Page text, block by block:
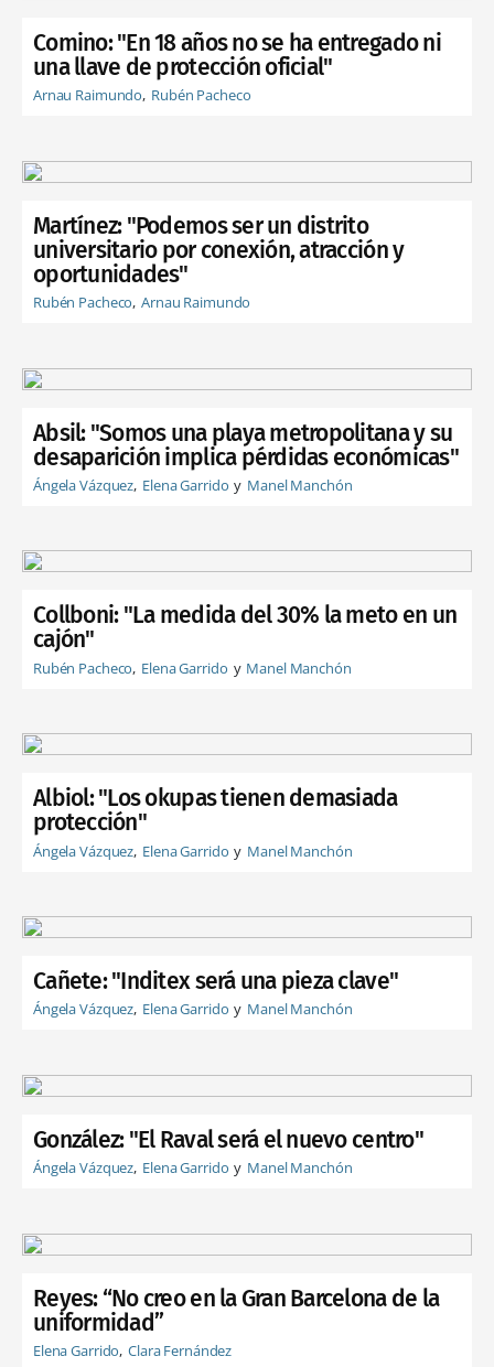
Comino: "En 18 años no se ha entregado ni
una llave de protección oficial"
Arnau Raimundo Rubén Pacheco
Martínez: "Podemos ser un distrito
universitario por conexión, atracción y
oportunidades"
Rubén Pacheco Arnau Raimundo
Absil: "Somos una playa metropolitana y su
desaparición implica pérdidas económicas"
Ángela Vázquez Elena Garrido Manel Manchón
Collboni: "La medida del 30% la meto en un
cajón"
Rubén Pacheco Elena Garrido Manel Manchón
Albiol: "Los okupas tienen demasiada
protección"
Ángela Vázquez Elena Garrido Manel Manchón
Cañete: "Inditex será una pieza clave"
Ángela Vázquez Elena Garrido Manel Manchón
González: "El Raval será el nuevo centro"
Ángela Vázquez Elena Garrido Manel Manchón
Reyes: “No creo en la Gran Barcelona de la
uniformidad”
Elena Garrido Clara Fernández